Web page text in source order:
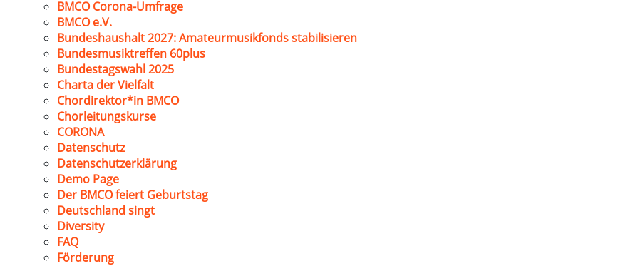
BMCO Corona-Umfrage
BMCO e.V.
Bundeshaushalt 2027: Amateurmusikfonds stabilisieren
Bundesmusiktreffen 60plus
Bundestagswahl 2025
Charta der Vielfalt
Chordirektor*in BMCO
Chorleitungskurse
CORONA
Datenschutz
Datenschutzerklärung
Demo Page
Der BMCO feiert Geburtstag
Deutschland singt
Diversity
FAQ
Förderung